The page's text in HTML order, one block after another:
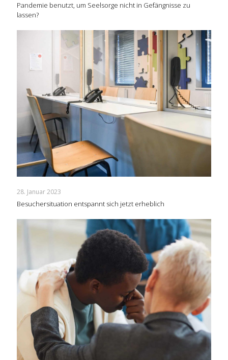
Pandemie benutzt, um Seelsorge nicht in Gefängnisse zu
lassen?
28. Januar 2023
Besuchersituation entspannt sich jetzt erheblich